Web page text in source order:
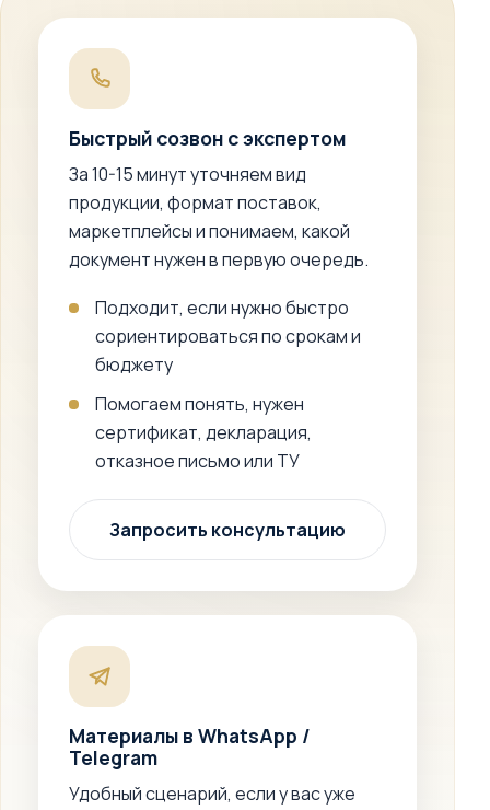
Быстрый созвон с экспертом
За 10-15 минут уточняем вид
продукции, формат поставок,
маркетплейсы и понимаем, какой
документ нужен в первую очередь.
Подходит, если нужно быстро
сориентироваться по срокам и
бюджету
Помогаем понять, нужен
сертификат, декларация,
отказное письмо или ТУ
Запросить консультацию
Материалы в WhatsApp /
Telegram
Удобный сценарий, если у вас уже